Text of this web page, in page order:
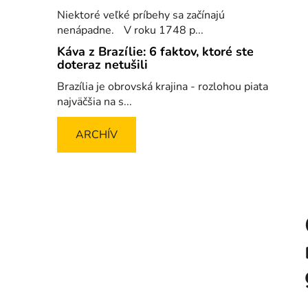
Niektoré veľké príbehy sa začínajú
nenápadne. V roku 1748 p...
Káva z Brazílie: 6 faktov, ktoré ste
doteraz netušili
Brazília je obrovská krajina - rozlohou piata
najväčšia na s...
ARCHÍV